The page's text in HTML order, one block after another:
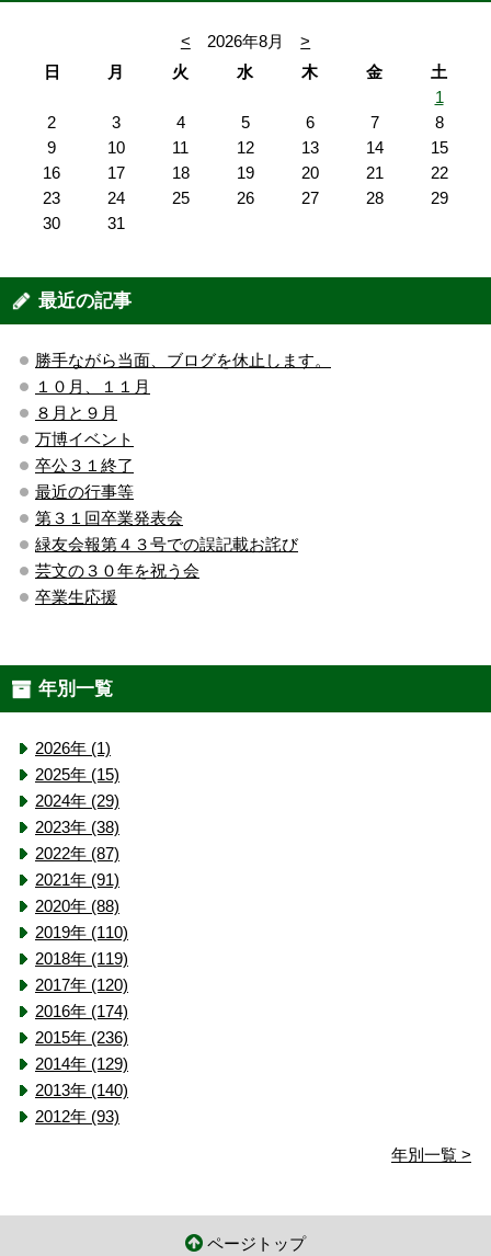
< 2026年8月
>
日
月 火 水 木 金
土
1
2
3 4 5 6 7
8
9
10 11 12 13 14
15
16
17 18 19 20 21
22
23
24 25 26 27 28
29
30
31
最近の記事
勝手ながら当面、ブログを休止します。
１０月、１１月
８月と９月
万博イベント
卒公３１終了
最近の行事等
第３１回卒業発表会
緑友会報第４３号での誤記載お詫び
芸文の３０年を祝う会
卒業生応援
年別一覧
2026年 (1)
2025年 (15)
2024年 (29)
2023年 (38)
2022年 (87)
2021年 (91)
2020年 (88)
2019年 (110)
2018年 (119)
2017年 (120)
2016年 (174)
2015年 (236)
2014年 (129)
2013年 (140)
2012年 (93)
年別一覧 >
ページトップ